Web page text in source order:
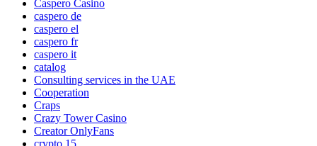
Caspero Casino
caspero de
caspero el
caspero fr
caspero it
catalog
Consulting services in the UAE
Cooperation
Craps
Crazy Tower Сasino
Creator OnlyFans
crypto 15